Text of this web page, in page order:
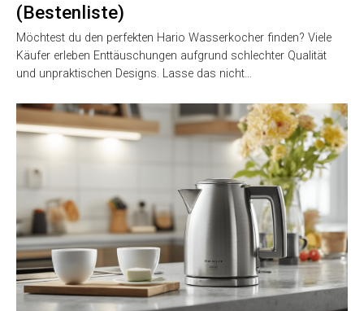
(Bestenliste)
Möchtest du den perfekten Hario Wasserkocher finden? Viele
Käufer erleben Enttäuschungen aufgrund schlechter Qualität
und unpraktischen Designs. Lasse das nicht…